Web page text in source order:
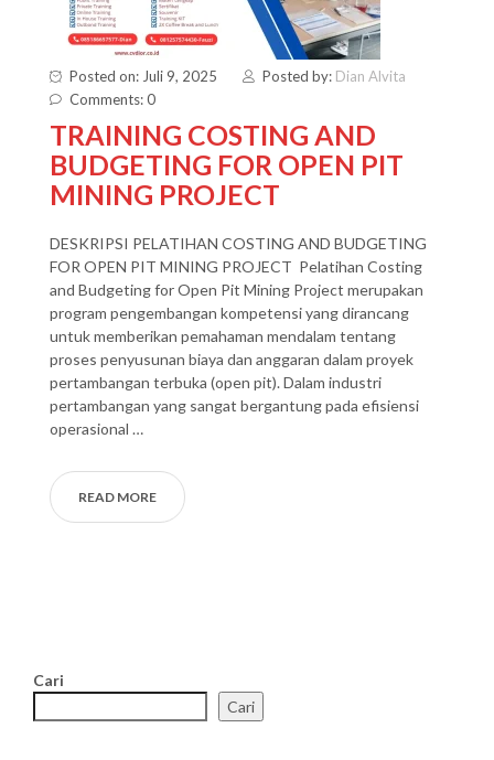
Posted on: Juli 9, 2025 Posted by: Dian Alvita
Comments: 0
TRAINING COSTING AND
BUDGETING FOR OPEN PIT
MINING PROJECT
DESKRIPSI PELATIHAN COSTING AND BUDGETING
FOR OPEN PIT MINING PROJECT Pelatihan Costing
and Budgeting for Open Pit Mining Project merupakan
program pengembangan kompetensi yang dirancang
untuk memberikan pemahaman mendalam tentang
proses penyusunan biaya dan anggaran dalam proyek
pertambangan terbuka (open pit). Dalam industri
pertambangan yang sangat bergantung pada efisiensi
operasional …
READ MORE
Cari
Cari